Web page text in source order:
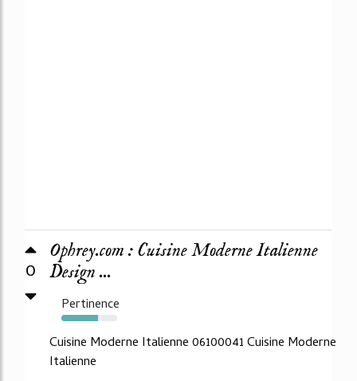
0
Ophrey.com : Cuisine Moderne Italienne
Design ...
Pertinence
66%
Cuisine Moderne Italienne 06100041 Cuisine Moderne
Italienne